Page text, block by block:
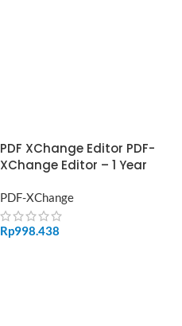
PDF XChange Editor PDF-
XChange Editor – 1 Year
PDF-XChange
Rp998.438